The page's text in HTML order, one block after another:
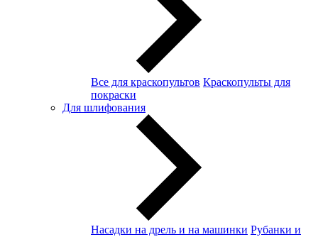
Все для краскопультов Краскопульты для
покраски
Для шлифования
Насадки на дрель и на машинки Рубанки и